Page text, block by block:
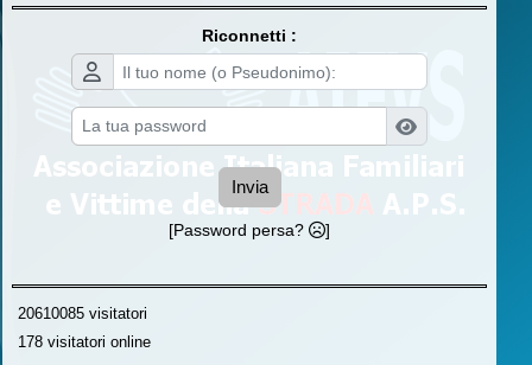
Riconnetti :
Invia
[Password persa? ]
20610085 visitatori
178 visitatori online